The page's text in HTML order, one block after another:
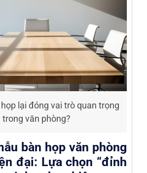
lại đóng vai trò quan trọng
trong văn phòng?
bàn họp văn phòng
đại: Lựa chọn “đỉnh